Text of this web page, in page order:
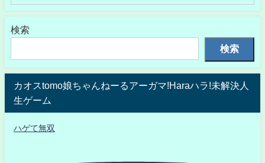
検索
検索
カオスtomo娘ちゃんねーるアーガマ!Haraハラ!未解決人
生ゲーム
ハゲて無双